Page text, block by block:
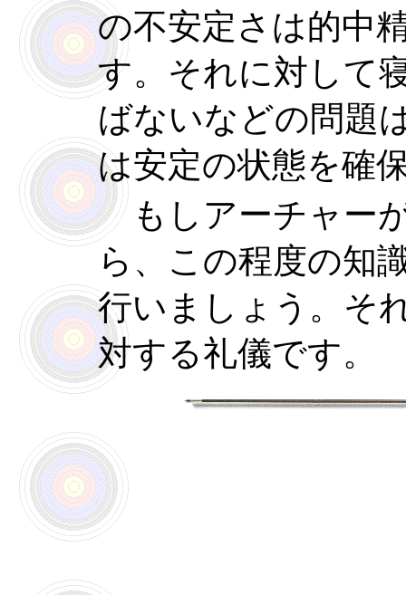
の不安定さは的中
す。それに対して
ばないなどの問題
は安定の状態を確
もしアーチャー
ら、この程度の知
行いましょう。そ
対する礼儀です。